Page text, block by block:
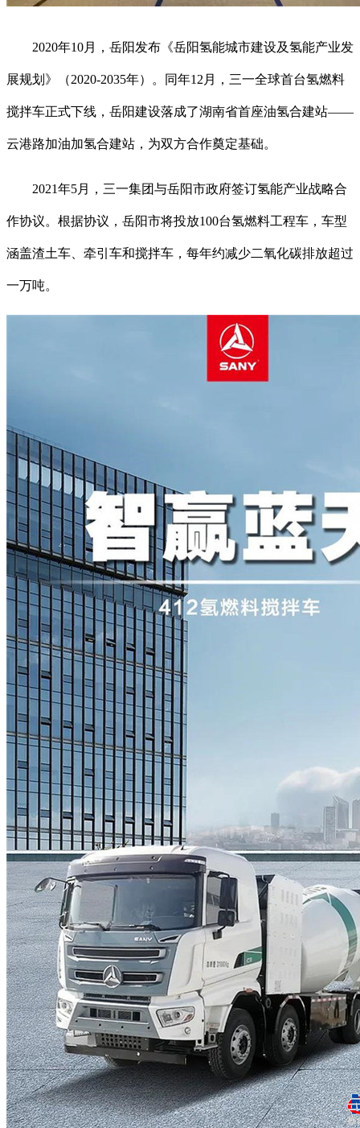
2020年10月，岳阳发布《岳阳氢能城市建设及氢能产业发
展规划》（2020-2035年）。同年12月，三一全球首台氢燃料
搅拌车正式下线，岳阳建设落成了湖南省首座油氢合建站——
云港路加油加氢合建站，为双方合作奠定基础。
2021年5月，三一集团与岳阳市政府签订氢能产业战略合
作协议。根据协议，岳阳市将投放100台氢燃料工程车，车型
涵盖渣土车、牵引车和搅拌车，每年约减少二氧化碳排放超过
一万吨。